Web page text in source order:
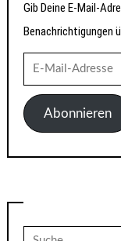
Gib Deine E-Mail-
Benachrichtigungen
Mail-
AdresseAbonnieren
Suche